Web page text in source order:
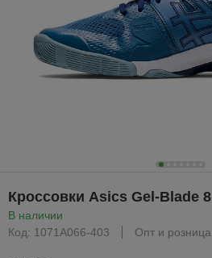
Кроссовки Asics Gel-Blade 8
В наличии
Код: 1071A066-403
Опт и розница